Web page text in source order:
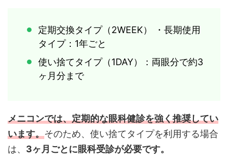
定期交換タイプ（2WEEK） ・長期使用
タイプ：1年ごと
使い捨てタイプ（1DAY）：両眼分で約3
ヶ月分まで
メニコンでは、定期的な眼科健診を強く推奨してい
います。そのため、使い捨てタイプを利用する場合
は、 3ヶ月ごとに眼科受診が必要です。